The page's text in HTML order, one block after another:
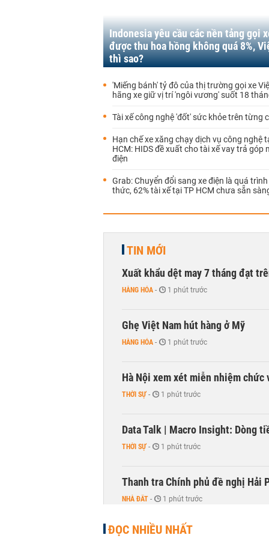
Indonesia yêu cầu các nền tảng gọi
được thu hoa hồng không quá 8%,
thì sao?
'Miếng bánh' tỷ đô của thị trường gọi xe
hãng xe giữ vị trí 'ngôi vương' suốt 18
Tài xế công nghệ 'đốt' sức khỏe trên từng
Hạn chế xe xăng chạy dịch vụ công nghệ
HCM: HIDS đề xuất cho tài xế vay trả góp
điện
Grab: Chuyển đổi sang xe điện là quá
thức, 62% tài xế tại TP HCM chưa sẵn
TIN MỚI
Xuất khẩu dệt may 7 tháng đạt
HÀNG HÓA - 1 phút trước
Ghẹ Việt Nam hút hàng ở Mỹ
HÀNG HÓA - 1 phút trước
Hà Nội xem xét miễn nhiệm chức
THỜI SỰ - 1 phút trước
Data Talk | Macro Insight: Dòng
THỜI SỰ - 1 phút trước
Thanh tra Chính phủ đề nghị Hải
NHÀ ĐẤT - 1 phút trước
ĐỌC NHIỀU NHẤT